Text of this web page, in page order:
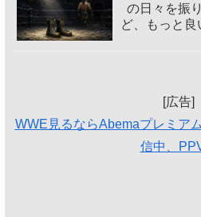
の日々を振
ど、もっと良
[広告]
WWE見るならAbemaプレミア
信中、